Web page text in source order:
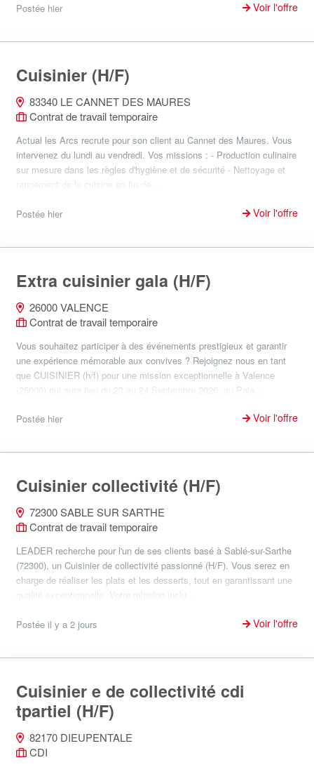
Postée hier Voir l'offre
Cuisinier (H/F)
83340 LE CANNET DES MAURES
Contrat de travail temporaire
Actual les Arcs recrute pour son client au Cannet des Maures. Vous
intervenez du lundi au vendredi. Vos missions : - Production culinaire
sur mesure dans les règles d'hygiène et de sécurité - Nettoyage et
rangement de la cuisine en fin de...
Postée hier Voir l'offre
Extra cuisinier gala (H/F)
26000 VALENCE
Contrat de travail temporaire
Vous souhaitez participer à des événements prestigieux et garantir
une expérience mémorable aux convives ? Rejoignez nous en tant
que CUISINIER (h/f) pour une mission exceptionnelle à Valence
(26000) qui aura lieu du 23 au 24 Septembre 2026, au Pala...
Postée hier Voir l'offre
Cuisinier collectivité (H/F)
72300 SABLE SUR SARTHE
Contrat de travail temporaire
LEADER recherche pour l'un de ses clients basé à Sablé-sur-Sarthe
(72300), un Cuisinier de collectivité passionné (H/F). Vous serez en
charge de réaliser les plats et les desserts, tout en garantissant une
qualité exceptionnelle. Votre mission inclu...
Postée il y a 2 jours Voir l'offre
Cuisinier e de collectivité cdi
tpartiel (H/F)
82170 DIEUPENTALE
CDI